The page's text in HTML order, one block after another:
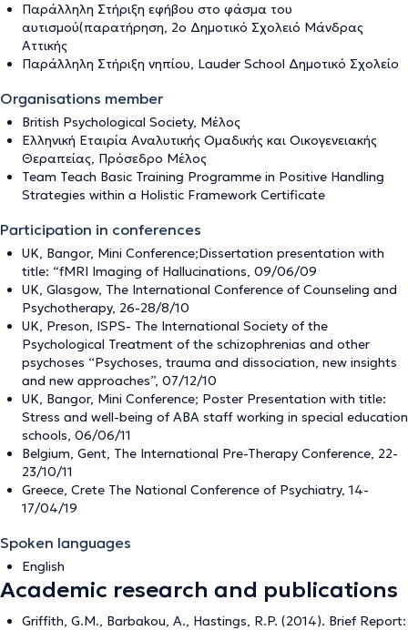
Παράλληλη Στήριξη εφήβου στο φάσμα του
αυτισμού(παρατήρηση, 2ο Δημοτικό Σχολειό Μάνδρας
Αττικής
Παράλληλη Στήριξη νηπίου, Lauder School Δημοτικό Σχολείο
Organisations member
British Psychological Society, Μέλος
Ελληνική Εταιρία Αναλυτικής Ομαδικής και Οικογενειακής
Θεραπείας, Πρόσεδρο Μέλος
Team Teach Basic Training Programme in Positive Handling
Strategies within a Holistic Framework Certificate
Participation in conferences
UK, Bangor, Mini Conference;Dissertation presentation with
title: “fMRI Imaging of Hallucinations, 09/06/09
UK, Glasgow, The International Conference of Counseling and
Psychotherapy, 26-28/8/10
UK, Preson, ISPS- The International Society of the
Psychological Treatment of the schizophrenias and other
psychoses “Psychoses, trauma and dissociation, new insights
and new approaches”, 07/12/10
UK, Bangor, Mini Conference; Poster Presentation with title:
Stress and well-being of ABA staff working in special education
schools, 06/06/11
Belgium, Gent, The International Pre-Therapy Conference, 22-
23/10/11
Greece, Crete The National Conference of Psychiatry, 14-
17/04/19
Spoken languages
English
Academic research and publications
Griffith, G.M., Barbakou, A., Hastings, R.P. (2014). Brief Report: